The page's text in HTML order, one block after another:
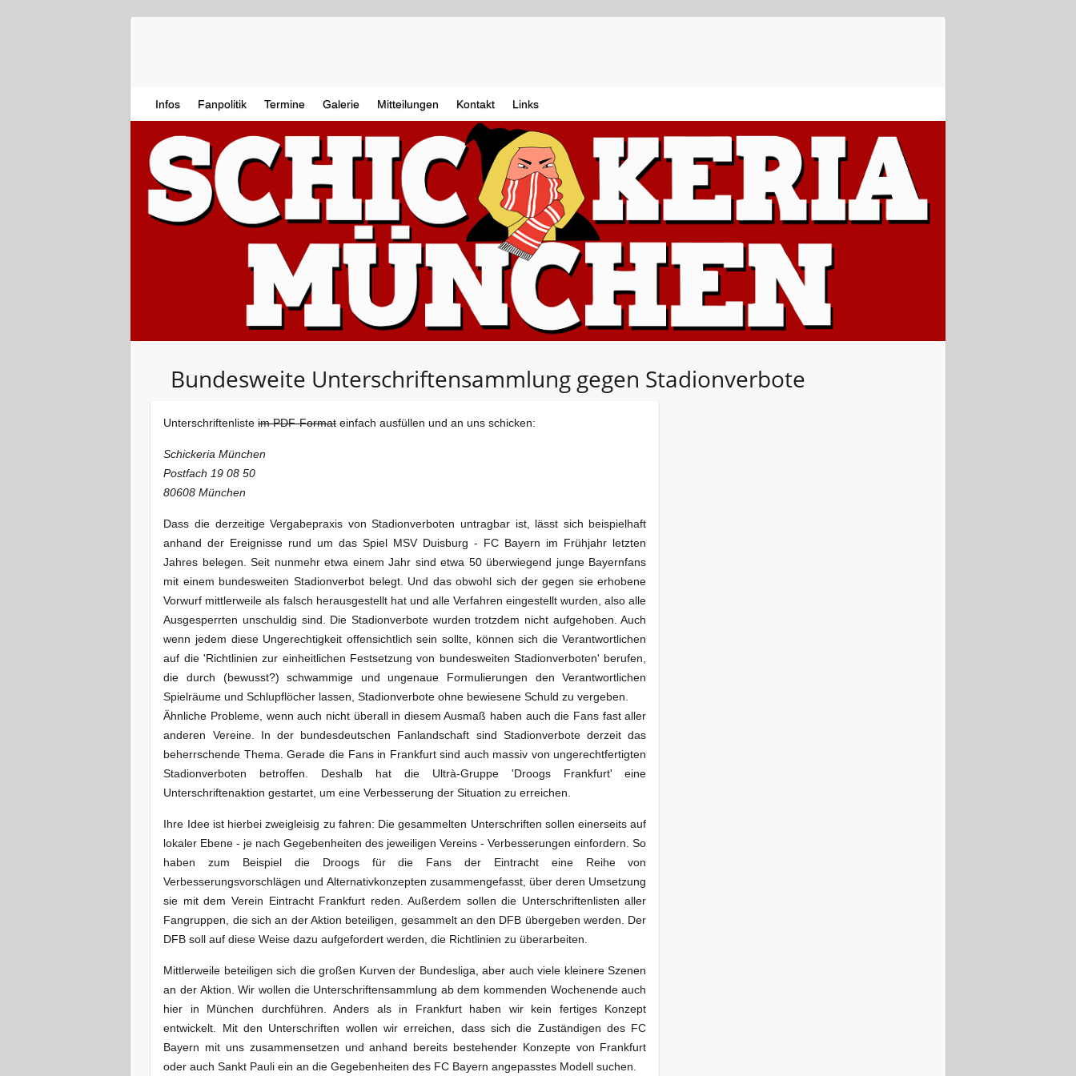
Infos Fanpolitik Termine Galerie Mitteilungen Kontakt Links
Bundesweite Unterschriftensammlung gegen Stadionverbote
Unterschriftenlisteim PDF-Formateinfach ausfüllen und an uns schicken:
Schickeria München
Postfach 19 08 50
80608 München
Dass die derzeitige Vergabepraxis von Stadionverboten untragbar ist, lässt sich beispielhaft
anhand der Ereignisse rund um das Spiel MSV Duisburg - FC Bayern im Frühjahr letzten
Jahres belegen. Seit nunmehr etwa einem Jahr sind etwa 50 überwiegend junge Bayernfans
mit einem bundesweiten Stadionverbot belegt. Und das obwohl sich der gegen sie erhobene
Vorwurf mittlerweile als falsch herausgestellt hat und alle Verfahren eingestellt wurden, also alle
Ausgesperrten unschuldig sind. Die Stadionverbote wurden trotzdem nicht aufgehoben. Auch
wenn jedem diese Ungerechtigkeit offensichtlich sein sollte, können sich die Verantwortlichen
auf die 'Richtlinien zur einheitlichen Festsetzung von bundesweiten Stadionverboten' berufen,
die durch (bewusst?) schwammige und ungenaue Formulierungen den Verantwortlichen
Spielräume und Schlupflöcher lassen, Stadionverbote ohne bewiesene Schuld zu vergeben.
Ähnliche Probleme, wenn auch nicht überall in diesem Ausmaß haben auch die Fans fast aller
anderen Vereine. In der bundesdeutschen Fanlandschaft sind Stadionverbote derzeit das
beherrschende Thema. Gerade die Fans in Frankfurt sind auch massiv von ungerechtfertigten
Stadionverboten betroffen. Deshalb hat die Ultrà-Gruppe 'Droogs Frankfurt' eine
Unterschriftenaktion gestartet, um eine Verbesserung der Situation zu erreichen.
Ihre Idee ist hierbei zweigleisig zu fahren: Die gesammelten Unterschriften sollen einerseits auf
lokaler Ebene - je nach Gegebenheiten des jeweiligen Vereins - Verbesserungen einfordern. So
haben zum Beispiel die Droogs für die Fans der Eintracht eine Reihe von
Verbesserungsvorschlägen und Alternativkonzepten zusammengefasst, über deren Umsetzung
sie mit dem Verein Eintracht Frankfurt reden. Außerdem sollen die Unterschriftenlisten aller
Fangruppen, die sich an der Aktion beteiligen, gesammelt an den DFB übergeben werden. Der
DFB soll auf diese Weise dazu aufgefordert werden, die Richtlinien zu überarbeiten.
Mittlerweile beteiligen sich die großen Kurven der Bundesliga, aber auch viele kleinere Szenen
an der Aktion. Wir wollen die Unterschriftensammlung ab dem kommenden Wochenende auch
hier in München durchführen. Anders als in Frankfurt haben wir kein fertiges Konzept
entwickelt. Mit den Unterschriften wollen wir erreichen, dass sich die Zuständigen des FC
Bayern mit uns zusammensetzen und anhand bereits bestehender Konzepte von Frankfurt
oder auch Sankt Pauli ein an die Gegebenheiten des FC Bayern angepasstes Modell suchen.